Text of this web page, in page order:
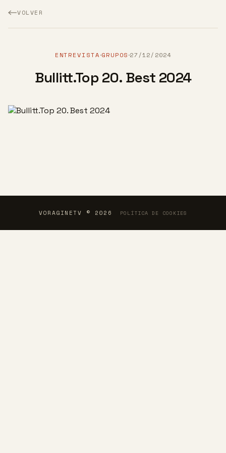
VOLVER
ENTREVISTA·GRUPOS·27/12/2024
Bullitt.Top 20. Best 2024
VORAGINETV © 2026 POLÍTICA DE COOKIES